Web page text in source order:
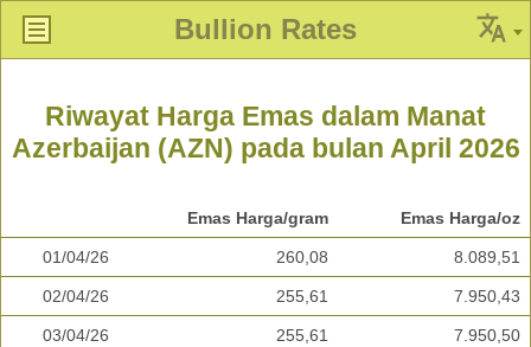
Bullion Rates
Riwayat Harga Emas dalam Manat
Azerbaijan (AZN) pada bulan April 2026
Emas Harga/gram Emas Harga/oz
01/04/26 260,08 8.089,51
02/04/26 255,61 7.950,43
03/04/26 255,61 7.950,50